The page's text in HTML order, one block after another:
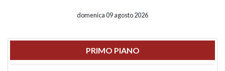
domenica 09 agosto 2026
PRIMO PIANO